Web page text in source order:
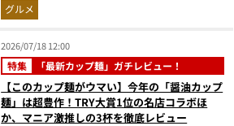
グルメ
2026/07/18 12:00
特集 「最新カップ麺」ガチレビュー！
【このカップ麺がウマい】今年の「醤油カップ
麺」は超豊作！TRY大賞1位の名店コラボほ
か、マニア激推しの3杯を徹底レビュー